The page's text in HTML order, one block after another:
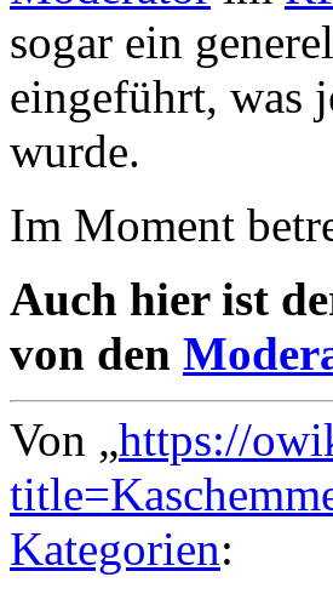
sogar ein
eingeführt, was
wurde.
Im Moment
Auch hier ist
von den
Von „https://
Kategorien: